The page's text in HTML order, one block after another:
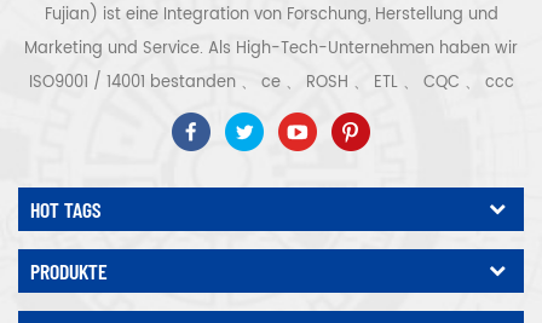
Fujian) ist eine Integration von Forschung, Herstellung und
Marketing und Service. Als High-Tech-Unternehmen haben wir
ISO9001 / 14001 bestanden 、 ce 、 ROSH 、 ETL 、 CQC 、 ccc
Qualitäts- und Sicherheitszertifizierung, High-Tech-
Unternehmenszertifizierung usw. Luftkompressorsystem und -
ausrüstung umfassen Schraubentyp, Zentrifugaltyp, ölfrei,
Spiraltyp, Kolbentyp, Trockner, Filter, Abtropffläche, mit
vollständiger Luftkompressorproduktionslinie, mehr als 300
Arten von Luftkompressoren als Industrieexperte Unsere
HOT TAGS
PRODUKTE